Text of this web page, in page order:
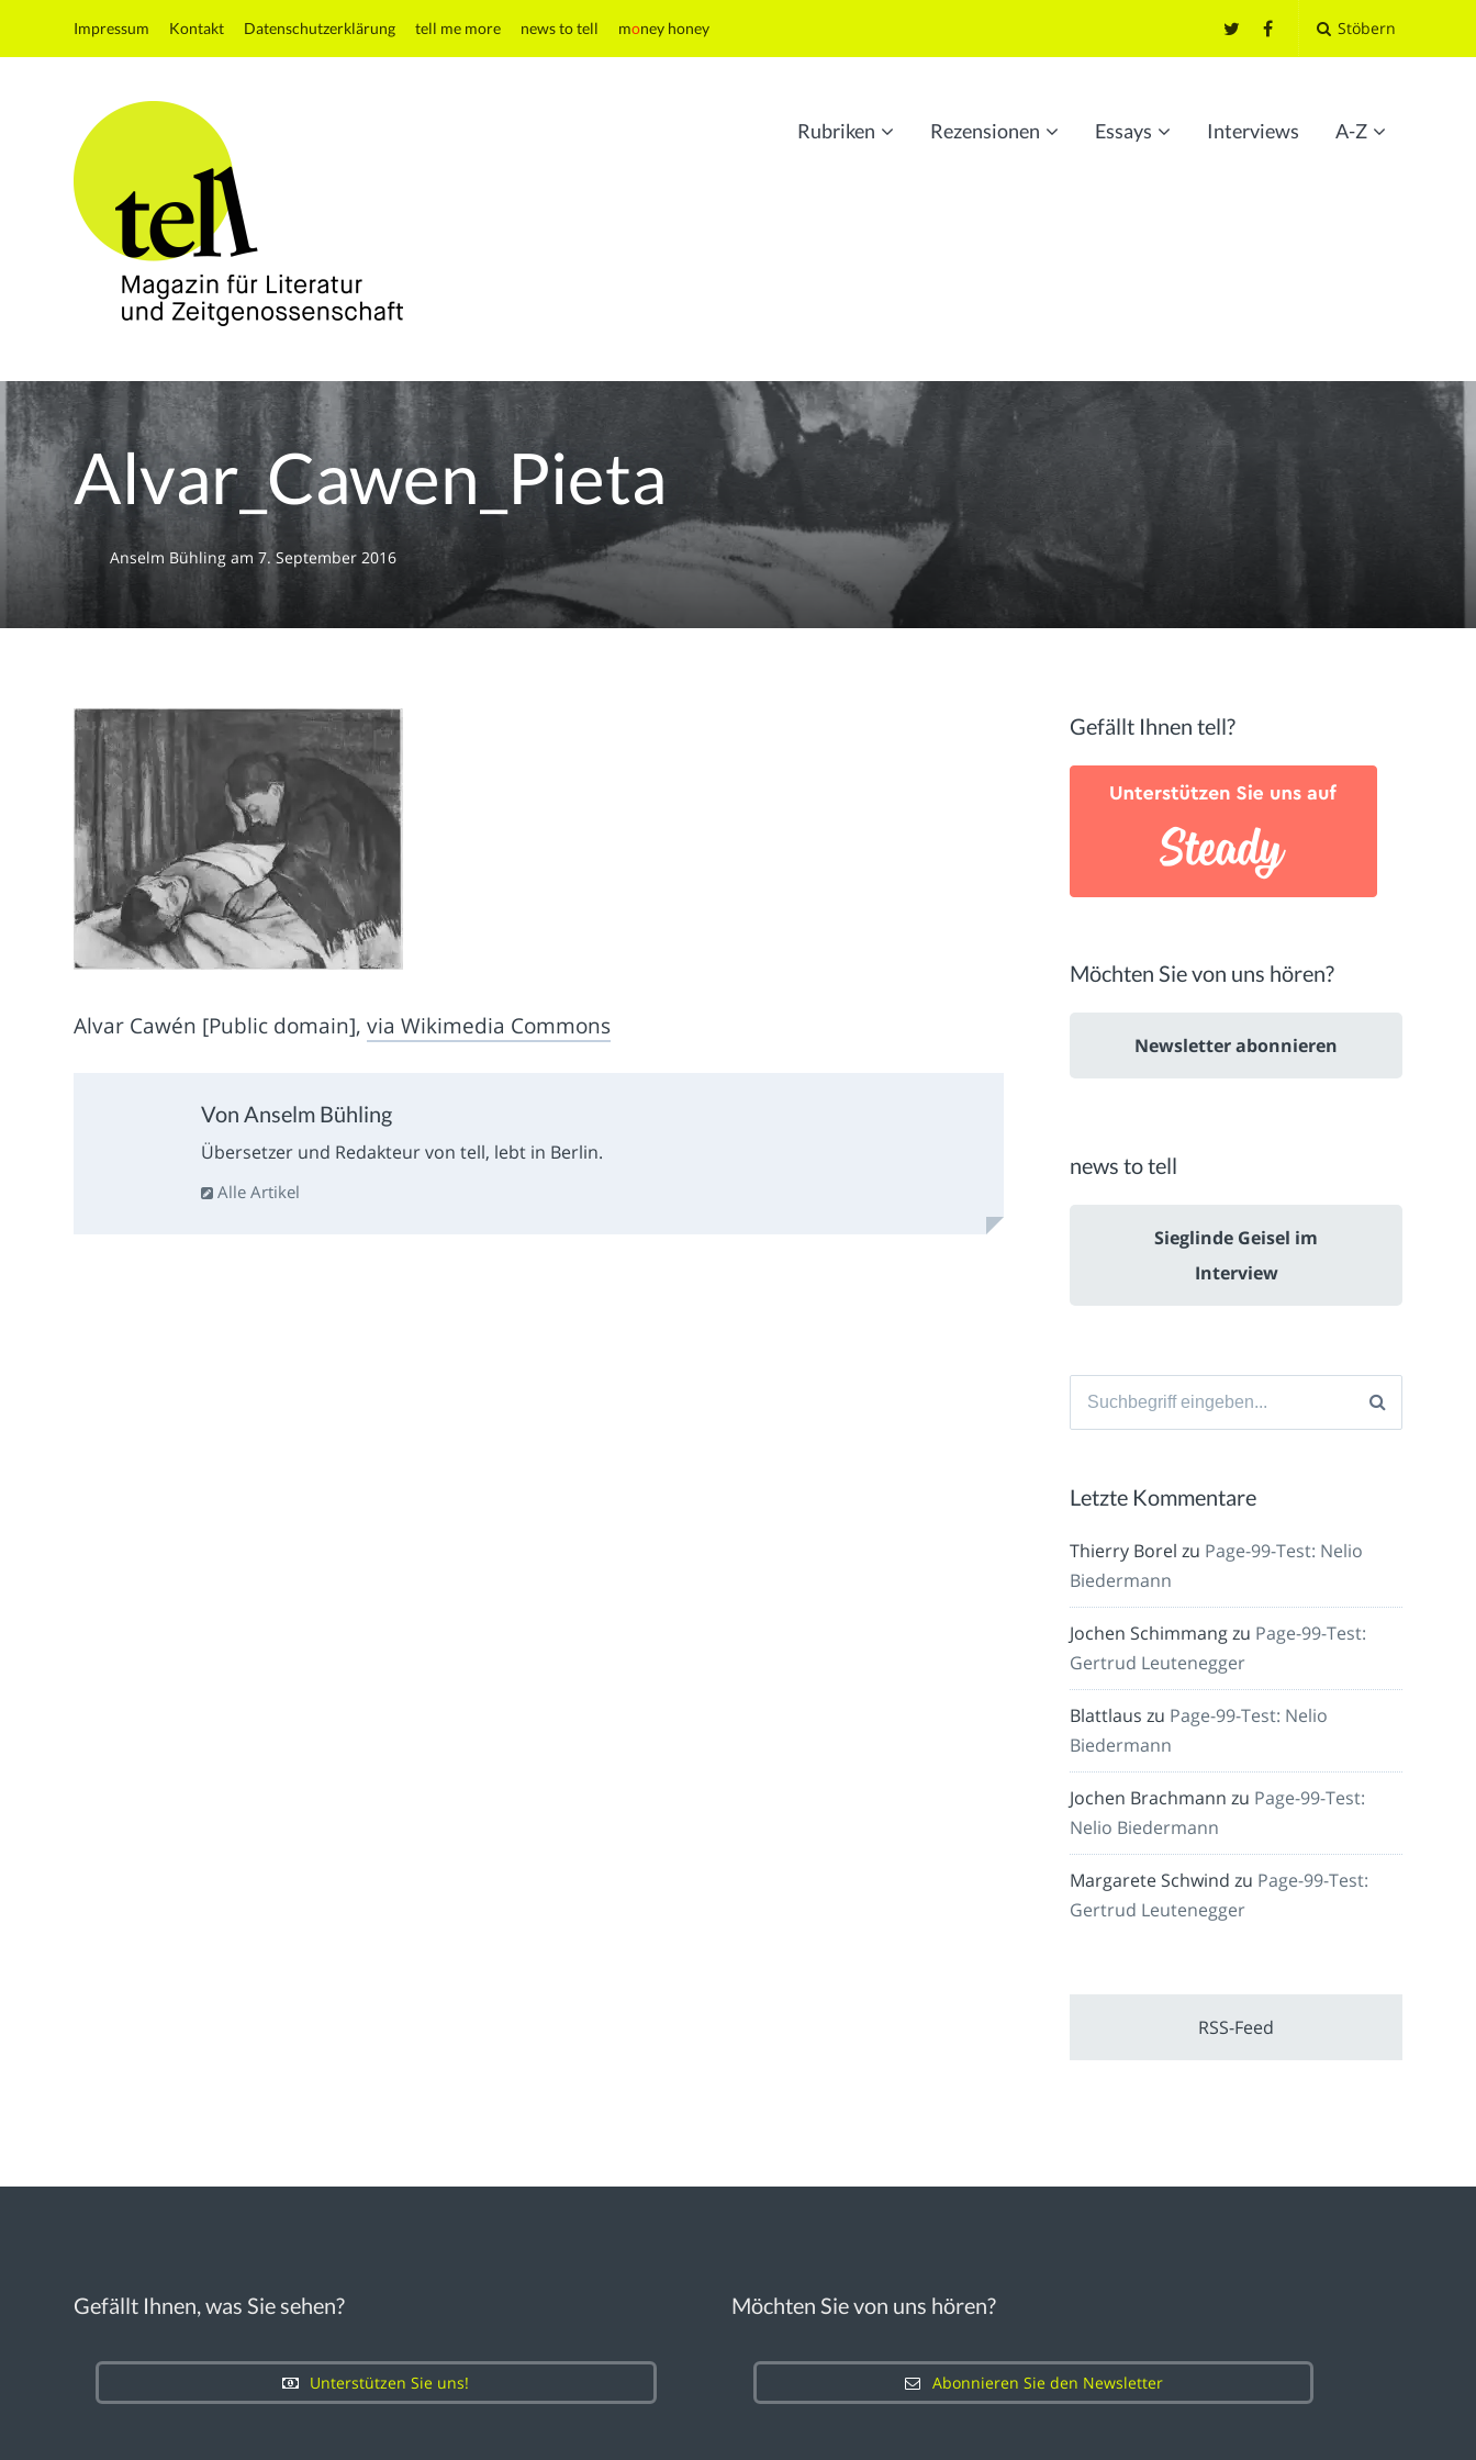
Impressum Kontakt Datenschutzerklärung tell me more news to tell money honey Stöbern
Magazin
Literatur
und
Zeitgenossenschaft
Rubriken Rezensionen Essays Interviews A-Z
Alvar_Cawen_Pieta
Anselm Bühlingam 7. September 2016
Alvar Cawén [Public domain],via Wikimedia Commons
Von Anselm Bühling
Übersetzer und Redakteur von tell, lebt in Berlin.
Alle Artikel
Gefällt Ihnen tell?
Möchten Sie von uns hören?
Newsletter abonnieren
news to tell
Sieglinde Geisel im
Interview
Suche
Letzte Kommentare
Thierry Borel zu Page-99-Test: Nelio
Biedermann
Jochen Schimmangzu Page-99-Test:
Gertrud Leutenegger
Blattlaus zu Page-99-Test: Nelio
Biedermann
Jochen Brachmann zu Page-99-Test:
Nelio Biedermann
Margarete Schwind zu Page-99-Test:
Gertrud Leutenegger
RSS-Feed
Gefällt Ihnen, was Sie sehen?
Unterstützen Sie uns!
Möchten Sie von uns hören?
Abonnieren Sie den Newsletter